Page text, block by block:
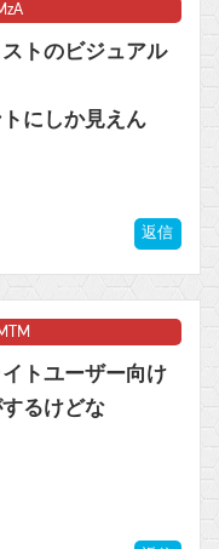
『クローバー』全巻「99円」セール！全43巻「22,704円」→「4,257円」！実写ドラマ化もされたチャンピオンが誇る名作ヤンキー漫画！『ドロップOG』も全26巻すべて「99円」他
は147円に
Powered by livedoor 相互RSS
トのビジュアル
にしか見えん
返信
トユーザー向け
るけどな